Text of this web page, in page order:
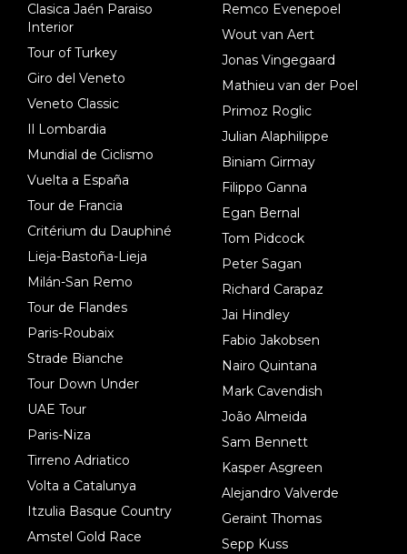
Clasica Jaén Paraiso
Interior
Tour of Turkey
Giro del Veneto
Veneto Classic
Il Lombardia
Mundial de Ciclismo
Vuelta a España
Tour de Francia
Critérium du Dauphiné
Lieja-Bastoña-Lieja
Milán-San Remo
Tour de Flandes
Paris-Roubaix
Strade Bianche
Tour Down Under
UAE Tour
Paris-Niza
Tirreno Adriatico
Volta a Catalunya
Itzulia Basque Country
Amstel Gold Race
Remco Evenepoel
Wout van Aert
Jonas Vingegaard
Mathieu van der Poel
Primoz Roglic
Julian Alaphilippe
Biniam Girmay
Filippo Ganna
Egan Bernal
Tom Pidcock
Peter Sagan
Richard Carapaz
Jai Hindley
Fabio Jakobsen
Nairo Quintana
Mark Cavendish
João Almeida
Sam Bennett
Kasper Asgreen
Alejandro Valverde
Geraint Thomas
Sepp Kuss